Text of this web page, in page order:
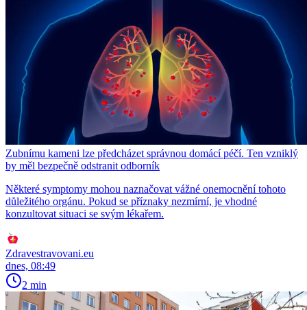
Zubnímu kameni lze předcházet správnou domácí péčí. Ten vzniklý
by měl bezpečně odstranit odborník
Některé symptomy mohou naznačovat vážné onemocnění tohoto
důležitého orgánu. Pokud se příznaky nezmírní, je vhodné
konzultovat situaci se svým lékařem.
Zdravestravovani.eu
dnes, 08:49
2 min